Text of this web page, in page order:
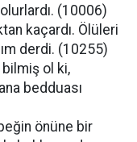
(10006)
kaçardı. Ölüleri
derdi. (10255)
ol ki,
bedduası
önüne bir